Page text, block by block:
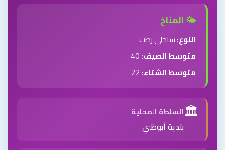
🌤️ المناخ
النوع:ساحلي رطب
متوسط الصيف:
متوسط الشتاء:
🏛️السلطة المحلية
بلدية أبوظبي